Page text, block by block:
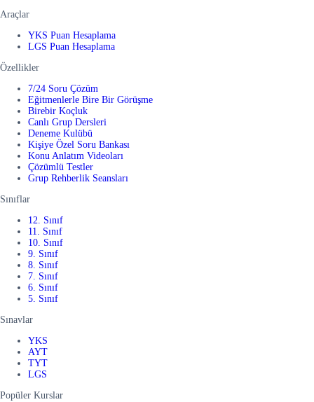
Araçlar
YKS Puan Hesaplama
LGS Puan Hesaplama
Özellikler
7/24 Soru Çözüm
Eğitmenlerle Bire Bir Görüşme
Birebir Koçluk
Canlı Grup Dersleri
Deneme Kulübü
Kişiye Özel Soru Bankası
Konu Anlatım Videoları
Çözümlü Testler
Grup Rehberlik Seansları
Sınıflar
12. Sınıf
11. Sınıf
10. Sınıf
9. Sınıf
8. Sınıf
7. Sınıf
6. Sınıf
5. Sınıf
Sınavlar
YKS
AYT
TYT
LGS
Popüler Kurslar